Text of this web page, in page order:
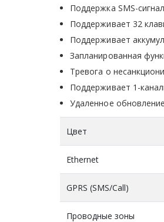
Поддержка SMS-
Поддерживает 32
Поддерживает
Запланированная
Тревога о
Поддерживает 1-
Удаленное
Цвет
Ethernet
GPRS (SMS/Call)
Проводные зоны